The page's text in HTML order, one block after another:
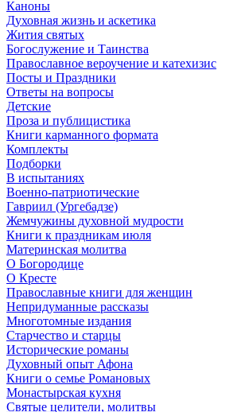
Каноны
Духовная жизнь и аскетика
Жития святых
Богослужение и Таинства
Православное вероучение и катехизис
Посты и Праздники
Ответы на вопросы
Детские
Проза и публицистика
Книги карманного формата
Комплекты
Подборки
В испытаниях
Военно-патриотические
Гавриил (Ургебадзе)
Жемчужины духовной мудрости
Книги к праздникам июля
Материнская молитва
О Богородице
О Кресте
Православные книги для женщин
Непридуманные рассказы
Многотомные издания
Старчество и старцы
Исторические романы
Духовный опыт Афона
Книги о семье Романовых
Монастырская кухня
Святые целители, молитвы